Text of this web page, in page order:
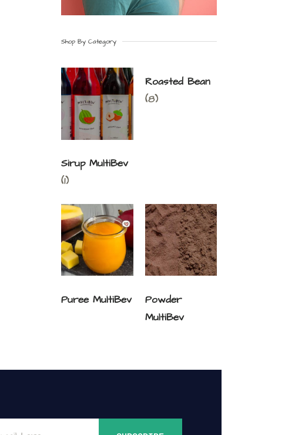
Shop By Category
Sirup MultiBev
(1)
Roasted Bean
(8)
Puree MultiBev
Powder
MultiBev